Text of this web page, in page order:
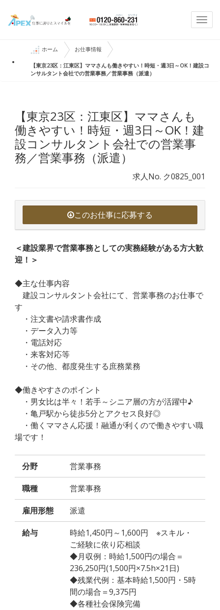
ホーム お仕事情報
【東京23区：江東区】ママさんも働きやすい！時短・週3日～OK！建設コ
ンサルタント会社での営業事務／営業事務（派遣）
【東京23区：江東区】ママさんも
働きやすい！時短・週3日～OK！建
設コンサルタント会社での営業事
務／営業事務（派遣）
求人No. ク0825_001
このお仕事に応募する
＜建設業界で営業事務としての実務経験がある方大歓
迎！＞
◆主な仕事内容
建設コンサルタント会社にて、営業事務のお仕事で
す
・注文書や請求書作成
・データ入力等
・電話対応
・来客対応等
・その他、都度発生する庶務業務
◆働きやすさのポイント
・男女比は半々！若手～シニア層の方が活躍中♪
・亀戸駅から徒歩5分とアクセス良好◎
・働くママさん応援！融通が利くので働きやすい職
場です！
分野 営業事務
職種 営業事務
雇用形態 派遣
給与
時給1,450円～1,600円 ※スキル・
ご経験に依り応相談
◆月収例：時給1,500円の場合＝
236,250円(1,500円×7.5h×21日)
◆残業代例：基本時給1,500円・5時
間の場合＝9,375円
◆各種社会保険完備